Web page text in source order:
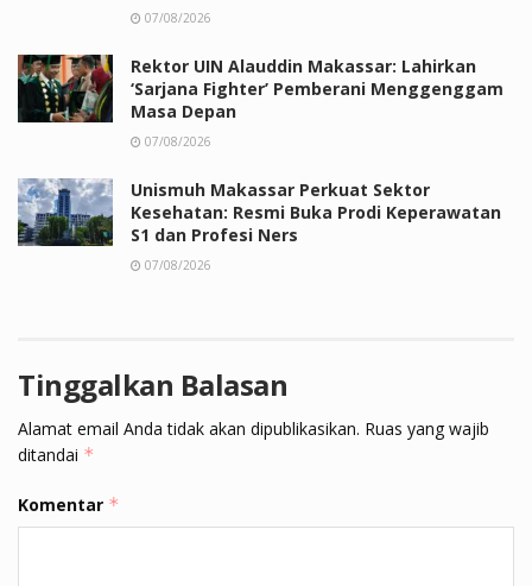
07/08/2026
Rektor UIN Alauddin Makassar: Lahirkan
‘Sarjana Fighter’ Pemberani Menggenggam
Masa Depan
07/08/2026
Unismuh Makassar Perkuat Sektor
Kesehatan: Resmi Buka Prodi Keperawatan
S1 dan Profesi Ners
07/08/2026
Tinggalkan Balasan
Alamat email Anda tidak akan dipublikasikan. Ruas yang wajib
ditandai *
Komentar *